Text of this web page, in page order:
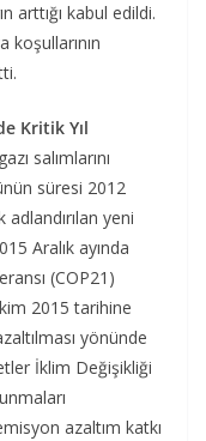
arttığı kabul edildi.
koşullarının
Kritik Yıl
salımlarını
süresi 2012
yeni
Aralık ayında
(COP21)
2015 tarihine
yönünde
İklim Değişikliği
azaltım katkı